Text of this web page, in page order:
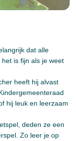
dat alle
is fijn als je weet
heeft hij alvast
hij leuk en leerzaam
deden ze een
Zo leer je op